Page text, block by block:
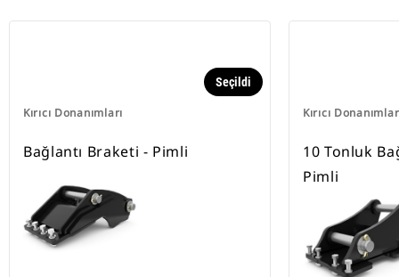
Kırıcı Donanımları
Seçildi
Bağlantı Braketi - Pimli
Kırıcı
10 Tonluk
Pimli